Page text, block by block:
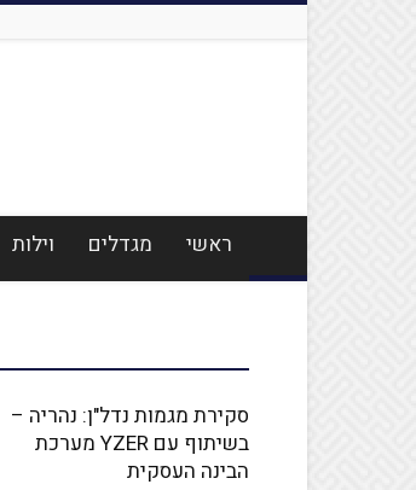
ראשי מגדלים וילות
סקירת מגמות נדל"ן: נהריה –
בשיתוף עם YZER מערכת
הבינה העסקית